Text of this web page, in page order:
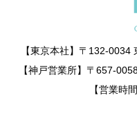
【東京本社】〒132-
【神戸営業所】〒657-
【営業時